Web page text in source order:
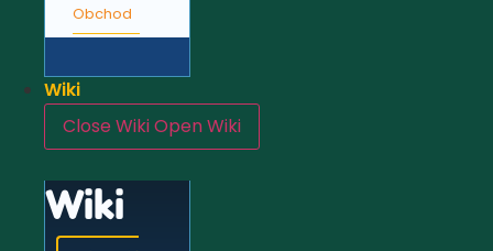
Obchod
Wiki
Close WikiOpen Wiki
Wiki